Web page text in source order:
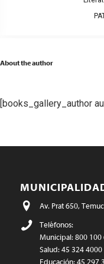
About the author
[books_gallery_author
Av. Prat 650,
Teléfonos:
Municipal: 800 100
Salud: 45 324
Educación: 45 297